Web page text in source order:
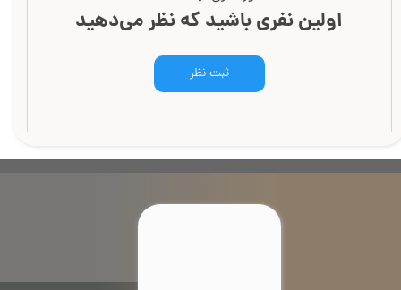
اولین نفری باشید که نظر می‌دهید
ثبت نظر